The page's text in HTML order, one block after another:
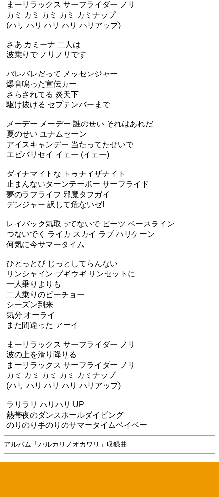
まーリラックス サーフライダー ノリ
カミ カミ カミ カミ カミナップ
(ハリ ハリ ハリ ハリ ハリアップ)
さあ カミーナ 二人は
波乗りで ノリノリです
バレバレだって メッセンジャー
爆音鳴った宣伝カー
さらされてる 炎天下
駆け抜ける セプテンバーまで
メーデー メーデー 誰のせい それはあれだ
夏のせい ユナムセーン
アイスキャンデー 当たってたせいで
エビバリセイ イェー (イェー)
ダイナマイトな トゥナイザナイト
止まんないターンテーボー サーフライド
夢のラフライフ 邪魔タフガイ
デンジャー 訳して危ないゼ!
レイバック気取ってないで ビーツ ベースライン
つないでく ライカ スカイ ラブ ハリケーン
何気に今サマータイム
ひとっとび じっとしてらんない
サンシャイン ブギウギ サンセットに
一人乗りよりも
二人乗りのビーチョー
シーズン到来
気分 オーライ
また間違った アーイ
まーリラックス サーフライダー ノリ
波の上を滑り降りる
まーリラックス サーフライダー ノリ
カミ カミ カミ カミ カミナップ
(ハリ ハリ ハリ ハリ ハリアップ)
ラリラリ ハリハリ UP
熱帯夜のダンスホールダイビング
のりのり手のりのサマータイムベイベー
アルバム「ハルカリノオカワリ」収録曲